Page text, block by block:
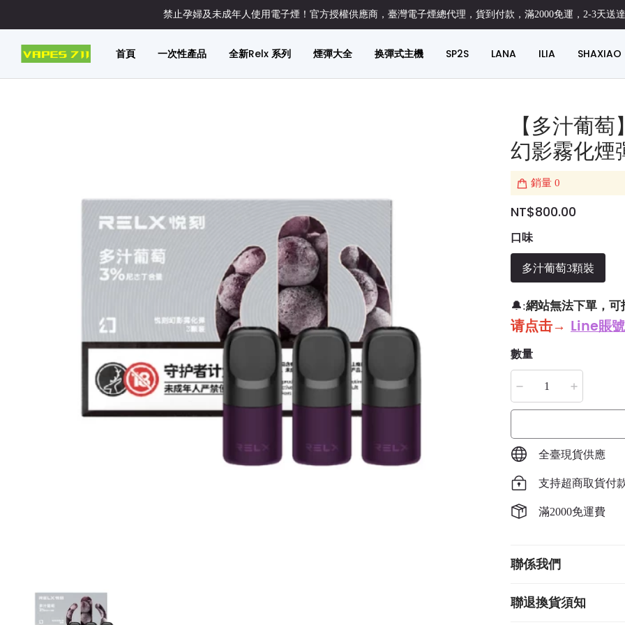
禁止孕婦及未成年人使用電子煙！官方授權供應商，臺灣電子煙總代理，貨到付款，滿2000免運，2-3天送
首頁 一次性產品 全新Relx 系列 煙彈大全 换彈式主機 SP2S LANA ILIA SHAXIAO
【多汁葡
幻影霧化煙
銷量 0
NT$800.00
口味
多汁葡萄3顆裝
🔔:網站無法下單，
请点击→ Line賬
數量
全臺現貨供應
支持超商取貨付
滿2000免運費
聯係我們
聯退換貨須知